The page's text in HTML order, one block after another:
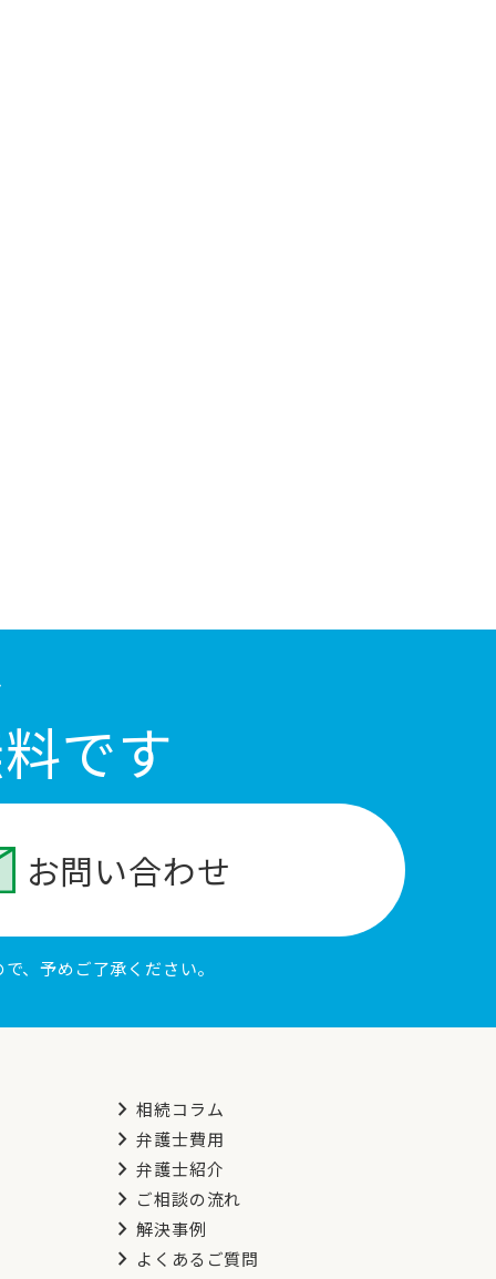
です
お問い合わせ
、予めご了承ください。
chevron_right相続コラム
chevron_right弁護士費用
chevron_right弁護士紹介
chevron_right ご相談の流れ
chevron_right解決事例
chevron_right よくあるご質問